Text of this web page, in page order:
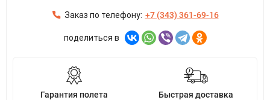
Заказ по телефону: +7 (343) 361-69-16
поделиться в
Гарантия полета Быстрая доставка